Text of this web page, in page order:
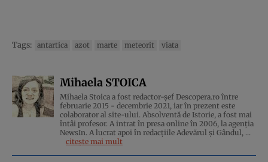
Tags: antartica azot marte meteorit viata
Mihaela STOICA
Mihaela Stoica a fost redactor-șef Descopera.ro între
februarie 2015 - decembrie 2021, iar în prezent este
colaborator al site-ului. Absolventă de Istorie, a fost mai
întâi profesor. A intrat în presa online în 2006, la agenţia
NewsIn. A lucrat apoi în redacţiile Adevărul şi Gândul, ...
citește mai mult